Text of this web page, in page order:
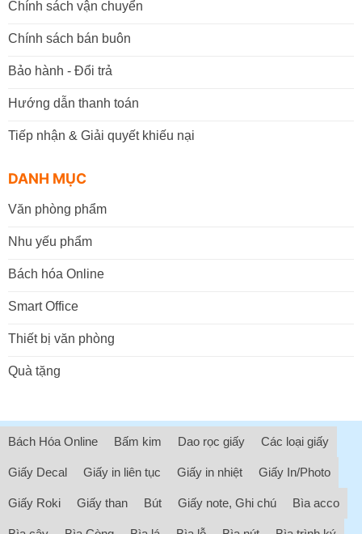
Chính sách vận chuyển
Chính sách bán buôn
Bảo hành - Đổi trả
Hướng dẫn thanh toán
Tiếp nhận & Giải quyết khiếu nại
DANH MỤC
Văn phòng phẩm
Nhu yếu phẩm
Bách hóa Online
Smart Office
Thiết bị văn phòng
Quà tặng
Bách Hóa Online Bấm kim Dao rọc giấy Các loại giấy
Giấy Decal Giấy in liên tục Giấy in nhiệt Giấy In/Photo
Giấy Roki Giấy than Bút Giấy note, Ghi chú Bìa acco